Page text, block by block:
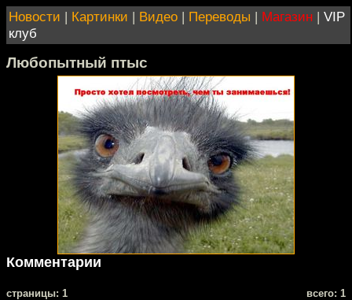
Новости | Картинки | Видео | Переводы | Магазин | VIP
клуб
Любопытный птыс
Комментарии
cтраницы: 1 всего: 1